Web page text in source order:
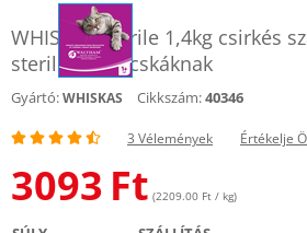
WHISKAS Sterile 1,4kg csirkés
sterilizált macskáknak
Gyártó:WHISKAS Cikkszám:40346
3 Vélemények Értékelje
3093 Ft (2209.00 Ft / kg)